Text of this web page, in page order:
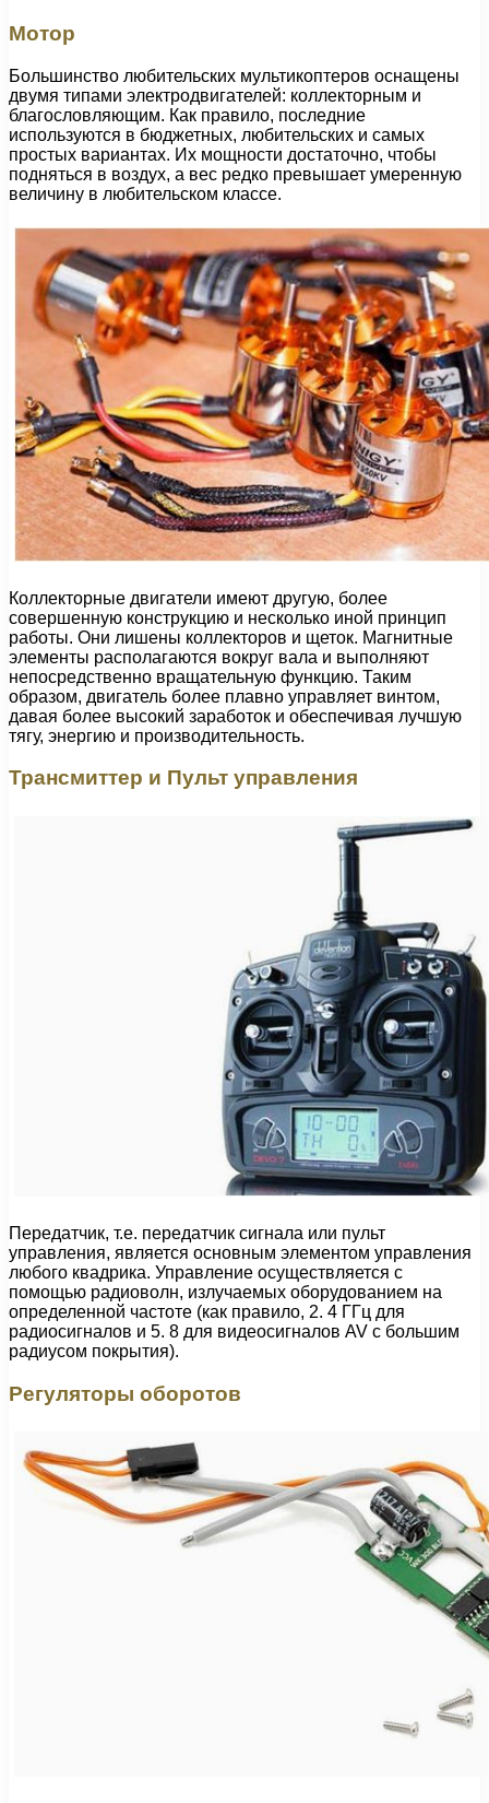
Мотор
Большинство любительских мультикоптеров оснащены
двумя типами электродвигателей: коллекторным и
благословляющим. Как правило, последние
используются в бюджетных, любительских и самых
простых вариантах. Их мощности достаточно, чтобы
подняться в воздух, а вес редко превышает умеренную
величину в любительском классе.
Коллекторные двигатели имеют другую, более
совершенную конструкцию и несколько иной принцип
работы. Они лишены коллекторов и щеток. Магнитные
элементы располагаются вокруг вала и выполняют
непосредственно вращательную функцию. Таким
образом, двигатель более плавно управляет винтом,
давая более высокий заработок и обеспечивая лучшую
тягу, энергию и производительность.
Трансмиттер и Пульт управления
Передатчик, т.е. передатчик сигнала или пульт
управления, является основным элементом управления
любого квадрика. Управление осуществляется с
помощью радиоволн, излучаемых оборудованием на
определенной частоте (как правило, 2. 4 ГГц для
радиосигналов и 5. 8 для видеосигналов AV с большим
радиусом покрытия).
Регуляторы оборотов